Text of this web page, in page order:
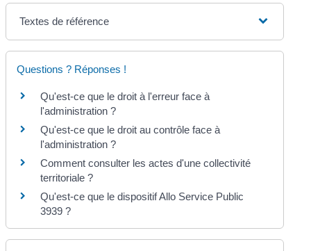
Textes de référence
Questions ? Réponses !
Qu'est-ce que le droit à l'erreur face à
l'administration ?
Qu'est-ce que le droit au contrôle face à
l'administration ?
Comment consulter les actes d'une collectivité
territoriale ?
Qu'est-ce que le dispositif Allo Service Public
3939 ?